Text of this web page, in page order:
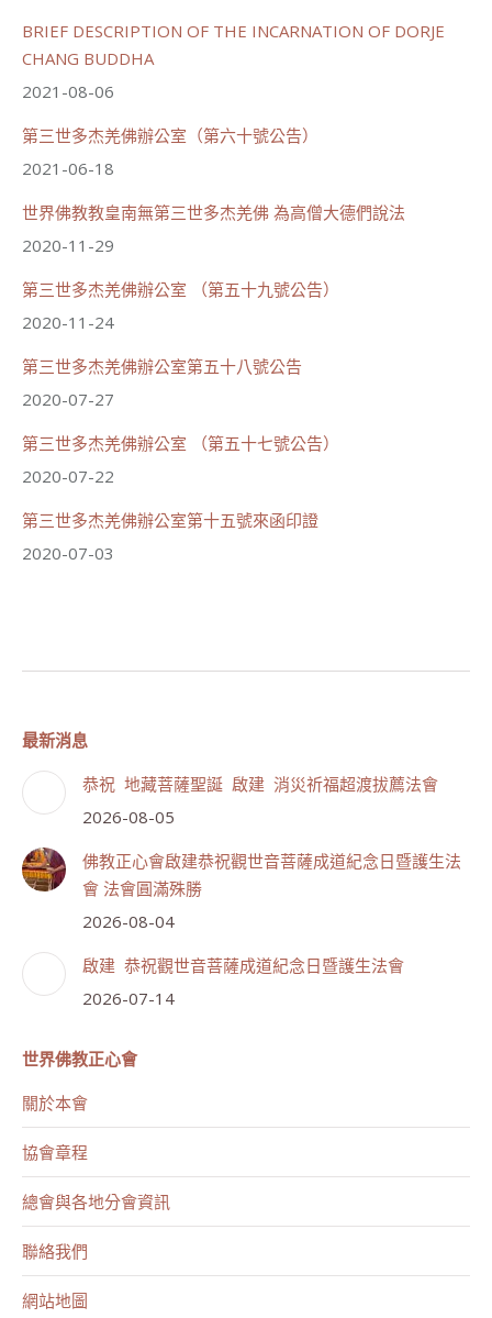
載入更多
BRIEF DESCRIPTION OF THE INCARNATION OF DORJE
CHANG BUDDHA
2021-08-06
第三世多杰羌佛辦公室（第六十號公告）
2021-06-18
世界佛教教皇南無第三世多杰羌佛 為高僧大德們說法
2020-11-29
第三世多杰羌佛辦公室 （第五十九號公告）
2020-11-24
第三世多杰羌佛辦公室第五十八號公告
2020-07-27
第三世多杰羌佛辦公室 （第五十七號公告）
2020-07-22
第三世多杰羌佛辦公室第十五號來函印證
2020-07-03
最新消息
恭祝 地藏菩薩聖誕 啟建 消災祈福超渡拔薦法會
2026-08-05
佛教正心會啟建恭祝觀世音菩薩成道紀念日暨護生法
會 法會圓滿殊勝
2026-08-04
啟建 恭祝觀世音菩薩成道紀念日暨護生法會
2026-07-14
世界佛教正心會
關於本會
協會章程
總會與各地分會資訊
聯絡我們
網站地圖